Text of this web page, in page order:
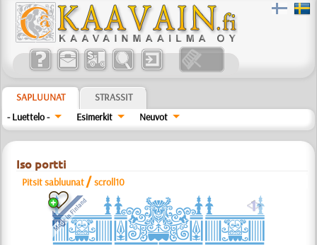
SAPLUUNAT
STRASSIT
- Luettelo -
Esimerkit Neuvot
Iso portti
Pitsit sabluunat /scroll10
a